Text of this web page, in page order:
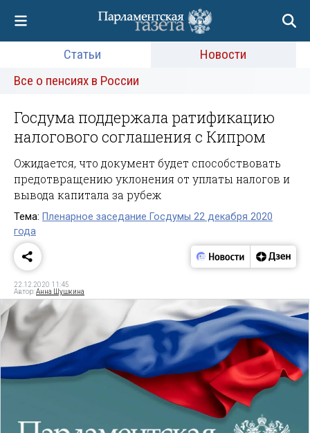
Статьи
Новости
Все о пенсиях в России
Госдума поддержала ратификацию
налогового соглашения с Кипром
Ожидается, что документ будет способствовать
предотвращению уклонения от уплаты налогов и
вывода капитала за рубеж
Тема: Пленарное заседание Госдумы 22 декабря 2020
года
22.12.2020 11:45
Автор:Анна Шушкина